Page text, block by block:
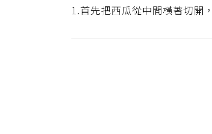
1.首先把西瓜從中間橫著切開